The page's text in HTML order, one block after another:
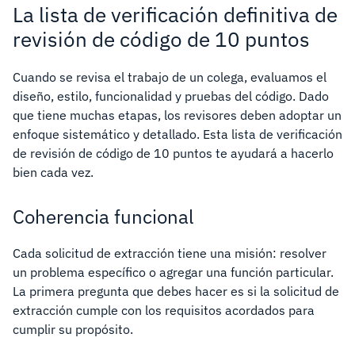
La lista de verificación definitiva de
revisión de código de 10 puntos
Cuando se revisa el trabajo de un colega, evaluamos el
diseño, estilo, funcionalidad y pruebas del código. Dado
que tiene muchas etapas, los revisores deben adoptar un
enfoque sistemático y detallado. Esta lista de verificación
de revisión de código de 10 puntos te ayudará a hacerlo
bien cada vez.
Coherencia funcional
Cada solicitud de extracción tiene una misión: resolver
un problema específico o agregar una función particular.
La primera pregunta que debes hacer es si la solicitud de
extracción cumple con los requisitos acordados para
cumplir su propósito.